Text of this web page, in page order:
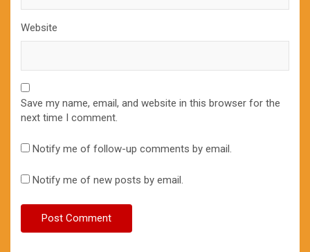
Website
Save my name, email, and website in this browser for the
next time I comment.
Notify me of follow-up comments by email.
Notify me of new posts by email.